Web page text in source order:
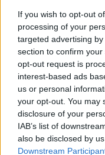
If you wish to opt-out
processing of your
targeted advertising
section to confirm
opt-out request is
interest-based ads
us or personal
your opt-out. You may
disclosure of your
IAB’s list of
also be disclosed by
Downstream